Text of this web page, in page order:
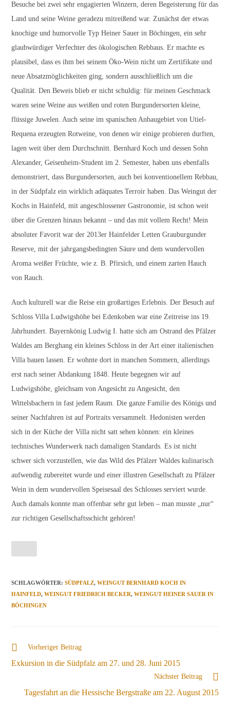
Besuche bei zwei sehr engagierten Winzern, deren Begeisterung für das
Land und seine Weine geradezu mitreißend war. Zunächst der etwas
knochige und humorvolle Typ Heiner Sauer in Böchingen, ein sehr
glaubwürdiger Verfechter des ökologischen Rebbaus. Er machte es
plausibel, dass es ihm bei seinem Öko-Wein nicht um Zertifikate und
neue Absatzmöglichkeiten ging, sondern ausschließlich um die
Qualität. Den Beweis blieb er nicht schuldig: für meinen Geschmack
waren seine Weine aus weißen und roten Burgundersorten kleine,
flüssige Juwelen. Auch seine im spanischen Anbaugebiet von Utiel-
Requena erzeugten Rotweine, von denen wir einige probieren durften,
lagen weit über dem Durchschnitt. Bernhard Koch und dessen Sohn
Alexander, Geisenheim-Student im 2. Semester, haben uns ebenfalls
demonstriert, dass Burgundersorten, auch bei konventionellem Rebbau,
in der Südpfalz ein wirklich adäquates Terroir haben. Das Weingut der
Kochs in Hainfeld, mit angeschlossener Gastronomie, ist schon weit
über die Grenzen hinaus bekannt – und das mit vollem Recht! Mein
absoluter Favorit war der 2013er Hainfelder Letten Grauburgunder
Reserve, mit der jahrgangsbedingten Säure und dem wundervollen
Aroma weißer Früchte, wie z. B. Pfirsich, und einem zarten Hauch
von Rauch.
Auch kulturell war die Reise ein großartiges Erlebnis. Der Besuch auf
Schloss Villa Ludwigshöhe bei Edenkoben war eine Zeitreise ins 19.
Jahrhundert. Bayernkönig Ludwig I. hatte sich am Ostrand des Pfälzer
Waldes am Berghang ein kleines Schloss in der Art einer italienischen
Villa bauen lassen. Er wohnte dort in manchen Sommern, allerdings
erst nach seiner Abdankung 1848. Heute begegnen wir auf
Ludwigshöhe, gleichsam von Angesicht zu Angesicht, den
Wittelsbachern in fast jedem Raum. Die ganze Familie des Königs und
seiner Nachfahren ist auf Portraits versammelt. Hedonisten werden
sich in der Küche der Villa nicht satt sehen können: ein kleines
technisches Wunderwerk nach damaligen Standards. Es ist nicht
schwer sich vorzustellen, wie das Wild des Pfälzer Waldes kulinarisch
aufwendig zubereitet wurde und einer illustren Gesellschaft zu Pfälzer
Wein in dem wundervollen Speisesaal des Schlosses serviert wurde.
Auch damals konnte man offenbar sehr gut leben – man musste „nur“
zur richtigen Gesellschaftsschicht gehören!
SCHLAGWÖRTER:SÜDPFALZ, WEINGUT BERNHARD KOCH IN
HAINFELD, WEINGUT FRIEDRICH BECKER, WEINGUT HEINER SAUER IN
BÖCHINGEN
Weitere
ansehen
Vorheriger Beitrag
Exkursion in die Südpfalz am 27. und 28. Juni 2015
Nächster Beitrag
Tagesfahrt an die Hessische Bergstraße am 22. August 2015